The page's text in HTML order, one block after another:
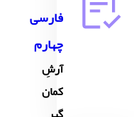
فارسی
چهارم
آرشِ
كمان